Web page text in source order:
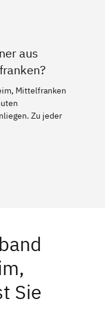
aus
Mittelfranken
Zu jeder
Sie